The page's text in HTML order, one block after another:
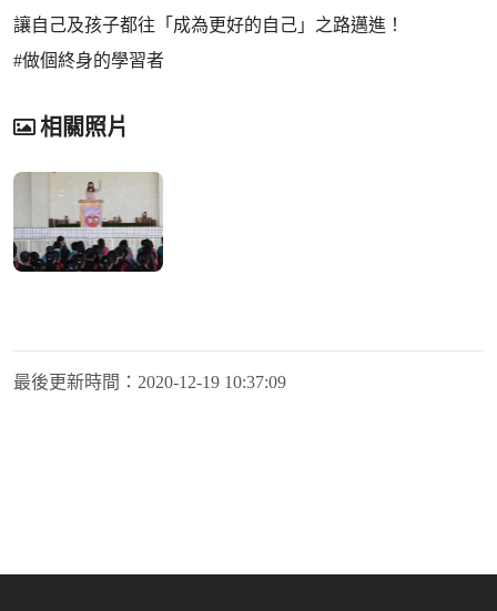
讓自己及孩子都往「成為更好的自己」之路邁進！
#做個終身的學習者
相關照片
最後更新時間： 2020-12-19 10:37:09